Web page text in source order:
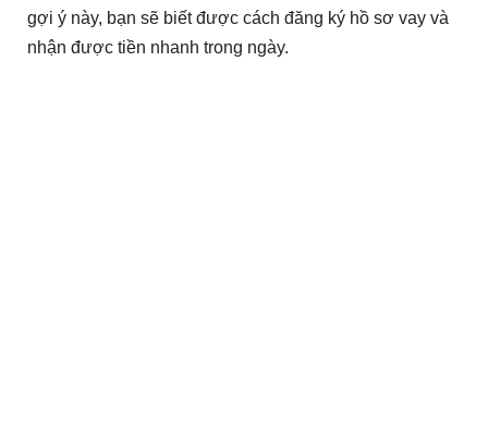
gợi ý này, bạn sẽ biết được cách đăng ký hồ sơ vay và
nhận được tiền nhanh trong ngày.